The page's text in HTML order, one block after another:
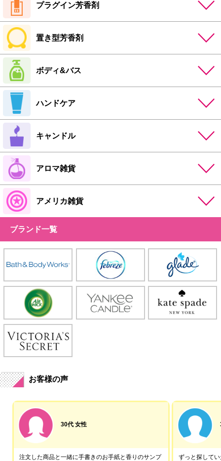
プラグイン芳香剤
置き型芳香剤
ボディ&バス
ハンドケア
キャンドル
アロマ雑貨
アメリカ雑貨
ブランド一覧
お客様の声
30代 女性
注文した商品と一緒に手書きのお手紙と香りのサンプ
ずっと探して